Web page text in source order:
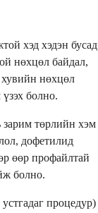
хэд хэдэн бусад
нөхцөл байдал,
нөхцөл
болно.
зарим төрлийн хэм
дофетилид
өөр профайлтай
болно.
процедур)